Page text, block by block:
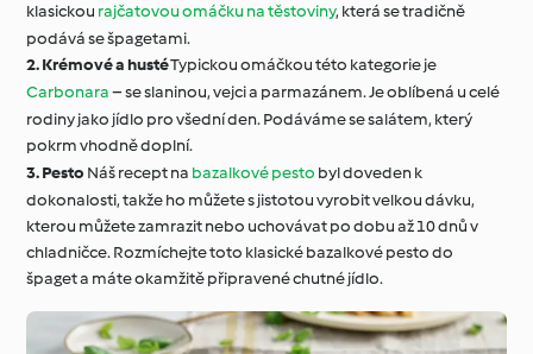
klasickou rajčatovou omáčku na těstoviny, která se tradičně
podává se špagetami.
2. Krémové a hustéTypickou omáčkou této kategorie je
Carbonara– se slaninou, vejci a parmazánem. Je oblíbená u celé
rodiny jako jídlo pro všední den. Podáváme se salátem, který
pokrm vhodně doplní.
3. Pesto Náš recept na bazalkové pesto byl doveden k
dokonalosti, takže ho můžete s jistotou vyrobit velkou dávku,
kterou můžete zamrazit nebo uchovávat po dobu až 10 dnů v
chladničce. Rozmíchejte toto klasické bazalkové pesto do
špaget a máte okamžitě připravené chutné jídlo.